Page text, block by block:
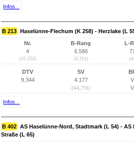
Infos...
B 213 Haselünne-Flechum (K 258) - Herzlake (L
Nr.
4
(10.152)
B-Rang
6.586
(4.201)
L-
DTV
9.344
SV
4.177
(44,7%)
Infos...
B 402 AS Haselünne-Nord, Stadtmark (L 54) -
Straße (L 65)